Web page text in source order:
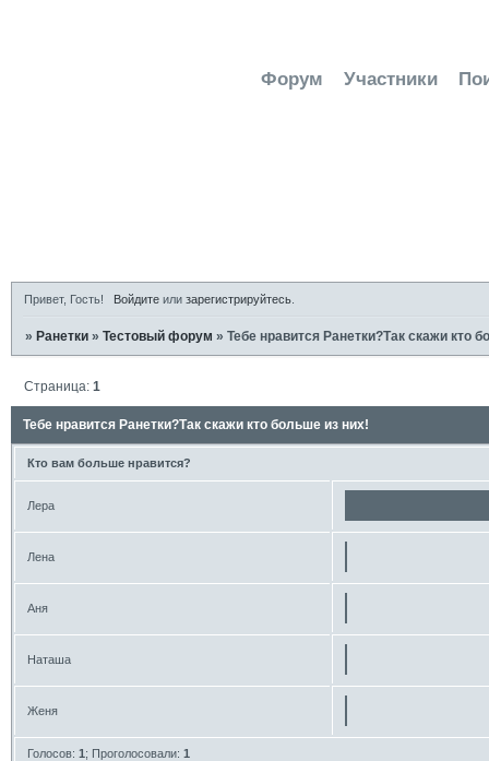
Форум Участники
Привет, Гость! Войдитеили зарегистрируйтесь.
»Ранетки »Тестовый форум »Тебе нравится Ранетки?Так скажи кто
Тебе нравится Ранетки?Так скажи кто больше из них!
Страница:1
Кто вам больше нравится?
Лера
Лена
Аня
Наташа
Женя
Голосов: 1; Проголосовали: 1